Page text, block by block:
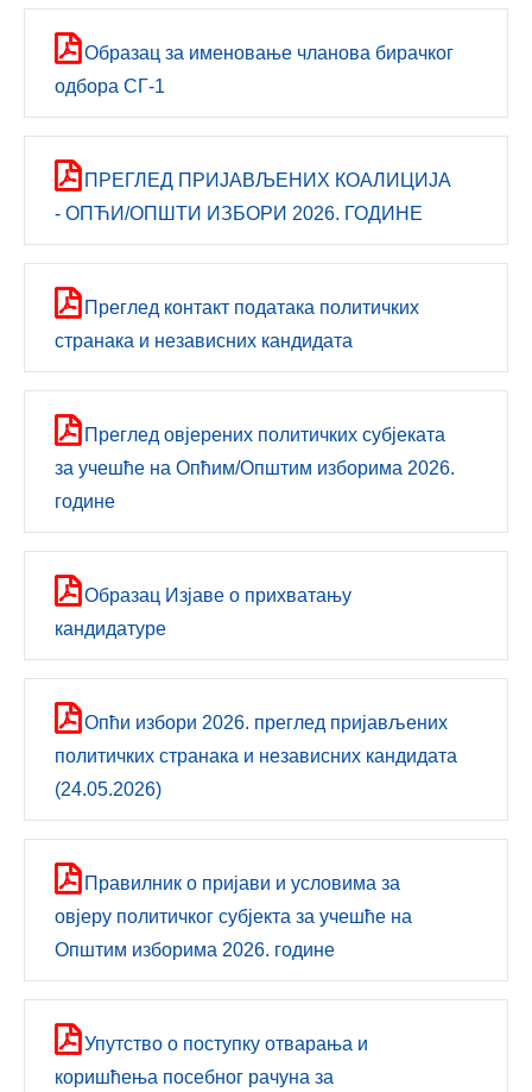
Образац за именовање чланова бирачког
одбора СГ-1
ПРЕГЛЕД ПРИЈАВЉЕНИХ КОАЛИЦИЈА
- ОПЋИ/ОПШТИ ИЗБОРИ 2026. ГОДИНЕ
Преглед контакт података политичких
странака и независних кандидата
Преглед овјерених политичких субјеката
за учешће на Опћим/Општим изборима 2026.
године
Образац Изјаве о прихватању
кандидатуре
Опћи избори 2026. прeглeд пријављeних
политичких странака и нeзависних кандидата
(24.05.2026)
Правилник о пријави и условима за
овјеру политичког субјекта за учешће на
Општим изборима 2026. године
Упутствo о поступку отварања и
коришћења посебног рачуна за